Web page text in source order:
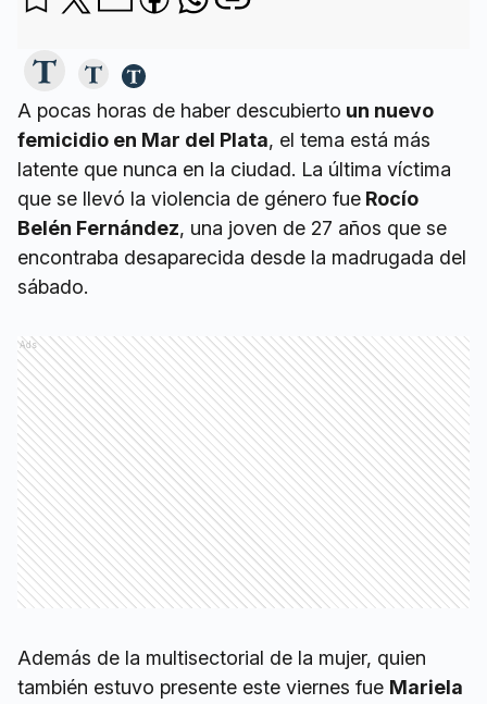
A pocas horas de haber descubierto un nuevo
femicidio en Mar del Plata, el tema está más
latente que nunca en la ciudad. La última víctima
que se llevó la violencia de género fue Rocío
Belén Fernández, una joven de 27 años que se
encontraba desaparecida desde la madrugada del
sábado.
Ads
Además de la multisectorial de la mujer, quien
también estuvo presente este viernes fue Mariela